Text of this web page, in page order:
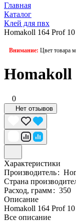
Главная
Каталог
Клей для пвх
Homakoll 164 Prof 10
Внимание: Цвет товара
Homakoll
0
Нет отзывов
Характеристики
Производитель:
Страна
Расход, грамм: 350
Описание
Homakoll 164 Prof 10
Все описание